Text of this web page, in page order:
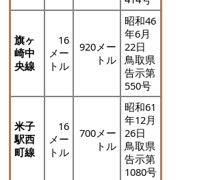
旗ヶ
崎中
央線
16
メー
トル
920メー
トル
昭和46
年6月
22日
鳥取県
告示第
550号
米子
駅西
町線
16
メー
トル
700メー
トル
昭和61
年12月
26日
鳥取県
告示第
1080号